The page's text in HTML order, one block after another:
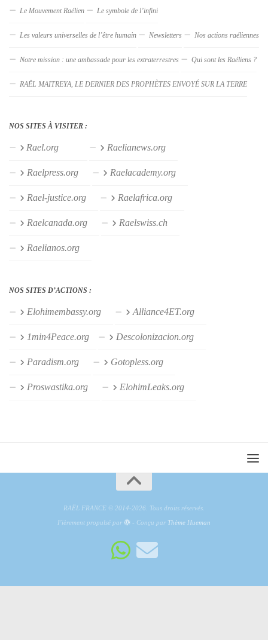
Le Mouvement Raélien Le symbole de l’infini
Les valeurs universelles de l’être humain Newsletters Nos actions raéliennes
Notre mission : une ambassade pour les extraterrestres Qui sont les Raéliens ?
RAËL MAITREYA, LE DERNIER DES PROPHÈTES ENVOYÉ SUR LA TERRE
NOS SITES À VISITER :
Rael.org Raelianews.org
Raelpress.org Raelacademy.org
Rael-justice.org Raelafrica.org
Raelcanada.org Raelswiss.ch
Raelianos.org
NOS SITES D’ACTIONS :
Elohimembassy.org Alliance4ET.org
1min4Peace.org Descolonizacion.org
Paradism.org Gotopless.org
Proswastika.org ElohimLeaks.org
RAËL FRANCE © 2014-2026. Tous droits réservés.
Fièrement propulsé par
- Conçu par Thème Hueman